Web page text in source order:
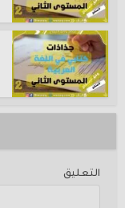
التعليق